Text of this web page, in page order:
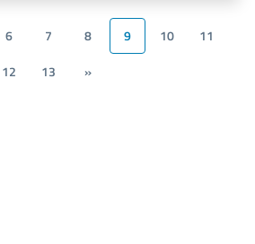
6 7 8 9 10
11
12
13 »